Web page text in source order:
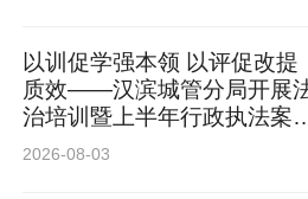
以训促学强本领 以评促改提
质效——汉滨城管分局开展
治培训暨上半年行政执法案
评查工作
2026-08-03